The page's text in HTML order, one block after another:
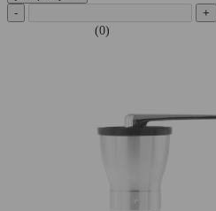
-
+
(0)